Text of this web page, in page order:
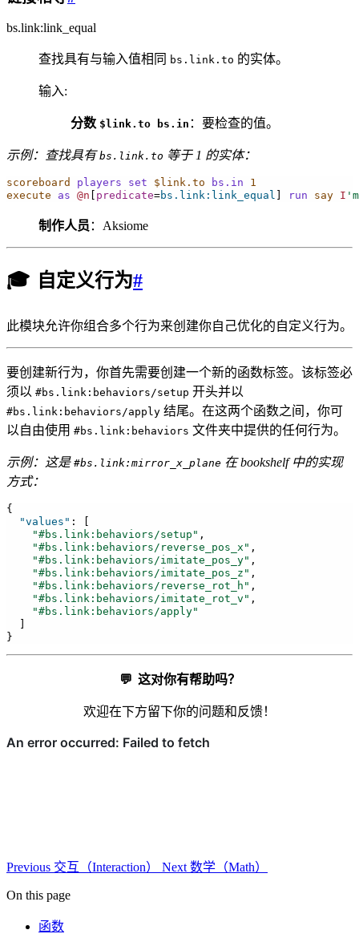
bs.link:link_equal
查找具有与输入值相同 bs.link.to 的实体。
输入:
分数 $link.to bs.in ：要检查的值。
示例：查找具有bs.link.to 等于 1 的实体：
scoreboard players set $link.to bs.in
1
execute
as @n predicate=bs.link:link_equal run say I
制作人员 ：Aksiome
🎓 自定义行为#
此模块允许你组合多个行为来创建你自己优化的自定义行为。
要创建新行为，你首先需要创建一个新的函数标签。该标签必
须以 #bs.link:behaviors/setup 开头并以
#bs.link:behaviors/apply 结尾。在这两个函数之间，你可
以自由使用 #bs.link:behaviors 文件夹中提供的任何行为。
示例：这是 #bs.link:mirror_x_plane 在 bookshelf 中的实现
方式：
{
"values" :
"#bs.link:behaviors/setup" ,
"#bs.link:behaviors/reverse_pos_x" ,
"#bs.link:behaviors/imitate_pos_y" ,
"#bs.link:behaviors/imitate_pos_z" ,
"#bs.link:behaviors/reverse_rot_h" ,
"#bs.link:behaviors/imitate_rot_v" ,
"#bs.link:behaviors/apply"
}
💬 这对你有帮助吗？
欢迎在下方留下你的问题和反馈！
Previous 交互（Interaction） Next 数学（Math）
On this page
函数